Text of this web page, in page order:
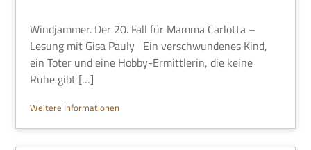
Wind­jam­mer. Der 20. Fall für Mamma Car­lotta –
Lesung mit Gisa Pauly Ein ver­schwun­de­nes Kind,
ein Toter und eine Hobby-Ermitt­le­rin, die keine
Ruhe gibt […]
Wei­tere Informationen